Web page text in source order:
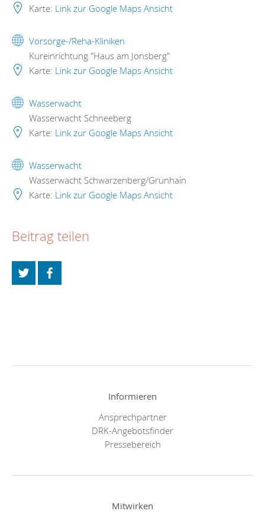
Karte: Link zur Google Maps Ansicht
Vorsorge-/Reha-Kliniken
Kureinrichtung "Haus am Jonsberg"
Karte: Link zur Google Maps Ansicht
Wasserwacht
Wasserwacht Schneeberg
Karte: Link zur Google Maps Ansicht
Wasserwacht
Wasserwacht Schwarzenberg/Grünhain
Karte: Link zur Google Maps Ansicht
Beitrag teilen
Informieren
Ansprechpartner
DRK-Angebotsfinder
Pressebereich
Mitwirken